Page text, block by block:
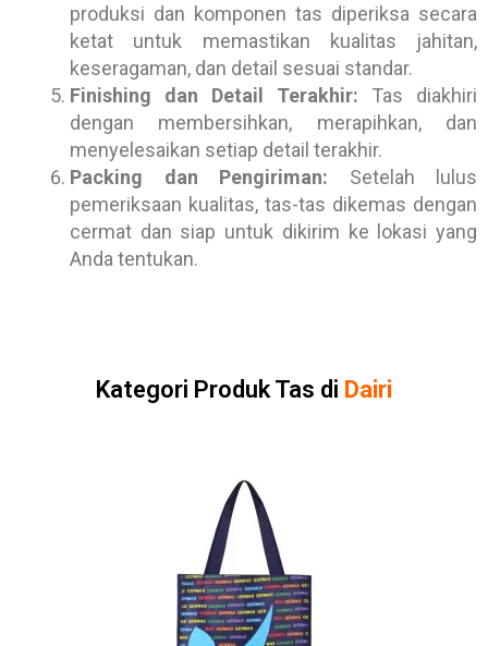
produksi dan komponen tas diperiksa secara
ketat untuk memastikan kualitas jahitan,
keseragaman, dan detail sesuai standar.
Finishing dan Detail Terakhir: Tas diakhiri
dengan membersihkan, merapihkan, dan
menyelesaikan setiap detail terakhir.
Packing dan Pengiriman: Setelah lulus
pemeriksaan kualitas, tas-tas dikemas dengan
cermat dan siap untuk dikirim ke lokasi yang
Anda tentukan.
Kategori Produk Tas di Dairi